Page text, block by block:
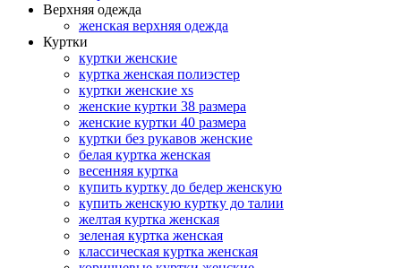
Верхняя одежда
женская верхняя одежда
Куртки
куртки женские
куртка женская полиэстер
куртки женские xs
женские куртки 38 размера
женские куртки 40 размера
куртки без рукавов женские
белая куртка женская
весенняя куртка
купить куртку до бедер женскую
купить женскую куртку до талии
желтая куртка женская
зеленая куртка женская
классическая куртка женская